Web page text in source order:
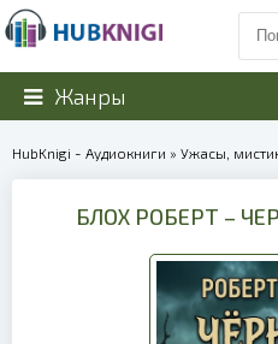
Жанры
HubKnigi - Аудиокниги » Ужасы,
БЛОХ РОБЕРТ –